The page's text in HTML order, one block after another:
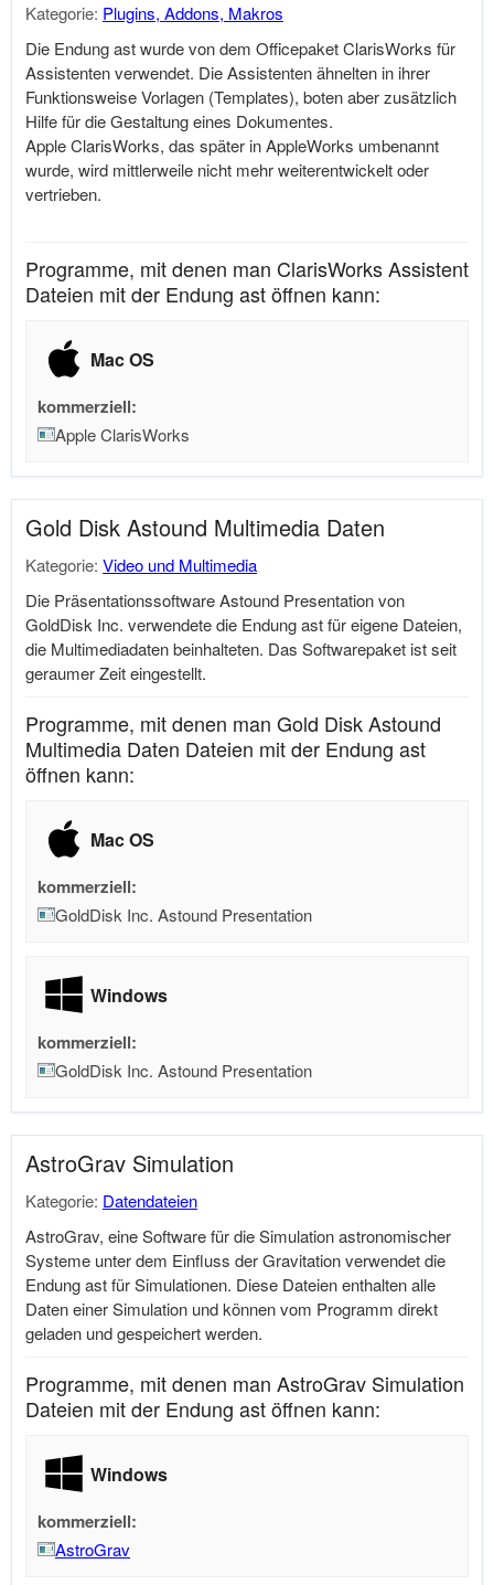
Kategorie: Plugins, Addons, Makros
Die Endung ast wurde von dem Officepaket ClarisWorks für
Assistenten verwendet. Die Assistenten ähnelten in ihrer
Funktionsweise Vorlagen (Templates), boten aber zusätzlich
Hilfe für die Gestaltung eines Dokumentes.
Apple ClarisWorks, das später in AppleWorks umbenannt
wurde, wird mittlerweile nicht mehr weiterentwickelt oder
vertrieben.
Programme, mit denen man ClarisWorks Assistent
Dateien mit der Endung ast öffnen kann:
Mac OS
kommerziell:
Apple ClarisWorks
Gold Disk Astound Multimedia Daten
Kategorie: Video und Multimedia
Die Präsentationssoftware Astound Presentation von
GoldDisk Inc. verwendete die Endung ast für eigene Dateien,
die Multimediadaten beinhalteten. Das Softwarepaket ist seit
geraumer Zeit eingestellt.
Programme, mit denen man Gold Disk Astound
Multimedia Daten Dateien mit der Endung ast
öffnen kann:
Mac OS
kommerziell:
GoldDisk Inc. Astound Presentation
Windows
kommerziell:
GoldDisk Inc. Astound Presentation
AstroGrav Simulation
Kategorie: Datendateien
AstroGrav, eine Software für die Simulation astronomischer
Systeme unter dem Einfluss der Gravitation verwendet die
Endung ast für Simulationen. Diese Dateien enthalten alle
Daten einer Simulation und können vom Programm direkt
geladen und gespeichert werden.
Programme, mit denen man AstroGrav Simulation
Dateien mit der Endung ast öffnen kann:
Windows
kommerziell:
AstroGrav